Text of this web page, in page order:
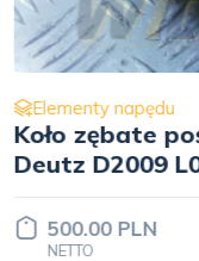
Elementy napędu
Koło zębate
Deutz D2009
470.00 PLN
NETTO